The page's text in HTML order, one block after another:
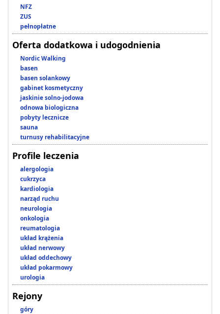
NFZ
ZUS
pełnopłatne
Oferta dodatkowa i udogodnienia
Nordic Walking
basen
basen solankowy
gabinet kosmetyczny
jaskinie solno-jodowa
odnowa biologiczna
pobyty lecznicze
sauna
turnusy rehabilitacyjne
Profile leczenia
alergologia
cukrzyca
kardiologia
narząd ruchu
neurologia
onkologia
reumatologia
układ krążenia
układ nerwowy
układ oddechowy
układ pokarmowy
urologia
Rejony
góry